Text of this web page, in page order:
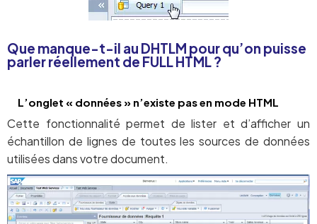
Que manque-t-il au DHTLM pour qu’on puisse
parler réellement de FULL HTML ?
L’onglet « données » n’existe pas en mode HTML
Cette fonctionnalité permet de lister et d’afficher un
échantillon de lignes de toutes les sources de données
utilisées dans votre document.